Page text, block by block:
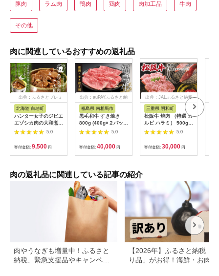
豚肉 ラム肉 鴨肉 鶏肉 肉加工品 牛肉
その他
肉に関連しているおすすめの返礼品
出典：ふるさとプレミ
北海道 白老町
ハンター女子のジビエ
エゾシカ肉の大和煮 6
缶セット AI0335.0
寄付金額: 9,500 円
出典：auPAYふるさと納
福島県 南相馬市
黒毛和牛 すき焼き
800g (400g×２パッ
ク) 福島牛 | 国産 肉
和牛 牛肉 霜降り 赤身
お肉 ギフト お取り寄
せ プレゼント 今野畜
産 福島 bp002-aa
5.0
寄付金額: 40,000 円
出典：JALふるさと納税
三重県 明和町
松阪牛 焼肉 （特選 カ
ルビ ハラミ） 500g
肉 牛 牛肉 和牛 ブラ
ンド牛 高級 国産 霜降
り 冷凍 ふるさと 人気
焼肉 焼肉用 BBQ バ
ーベキュー SS38
5.0
寄付金額: 30,000 円
肉の返礼品に関連している記事の紹介
肉やうなぎも増量中！ふるさと
納税、緊急支援品やキャンペー
【2026年】ふるさと納税「
り品」がお得！海鮮・お肉・